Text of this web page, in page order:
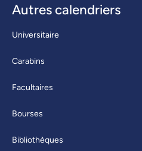
Autres calendriers
Universitaire
Carabins
Facultaires
Bourses
Bibliothèques